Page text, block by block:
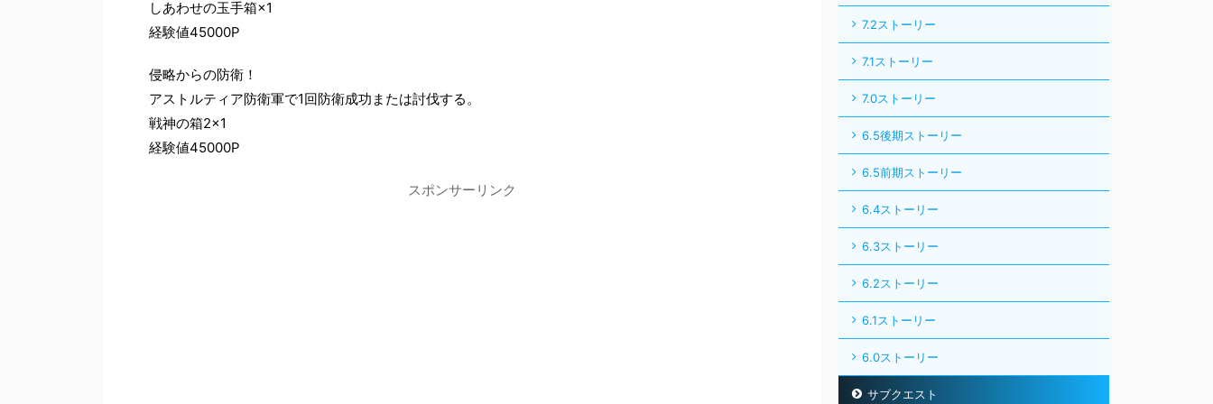
しあわせの玉手箱×1
経験値45000P
侵略からの防衛！
アストルティア防衛軍で1回防衛成功または討伐する。
戦神の箱2×1
経験値45000P
スポンサーリンク
7.2ストーリー
7.1ストーリー
7.0ストーリー
6.5後期ストーリー
6.5前期ストーリー
6.4ストーリー
6.3ストーリー
6.2ストーリー
6.1ストーリー
6.0ストーリー
サブクエスト